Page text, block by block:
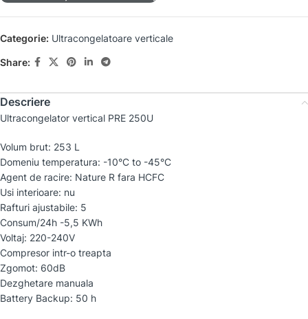
Categorie: Ultracongelatoare verticale
Share:
Descriere
Ultracongelator vertical PRE 250U
Volum brut: 253 L
Domeniu temperatura: -10°C to -45°C
Agent de racire: Nature R fara HCFC
Usi interioare: nu
Rafturi ajustabile: 5
Consum/24h -5,5 KWh
Voltaj: 220-240V
Compresor intr-o treapta
Zgomot: 60dB
Dezghetare manuala
Battery Backup: 50 h